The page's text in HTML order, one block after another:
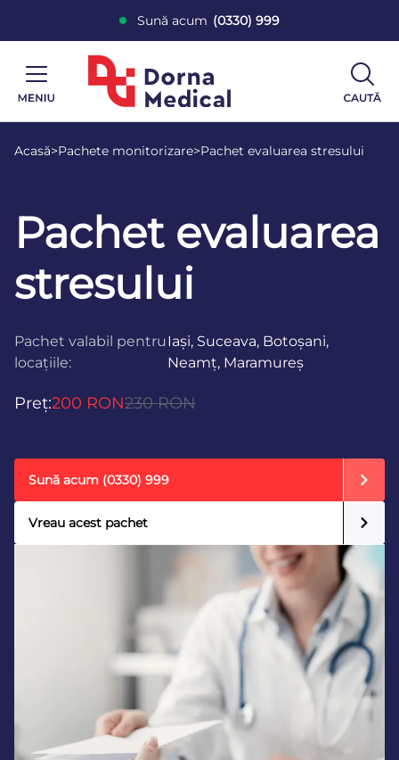
Sună acum (0330) 999
Acasă>Pachete monitorizare>Pachet evaluarea stresului
Pachet evaluarea
stresului
Pachet valabil pentru
locațiile:
Iași, Suceava, Botoșani,
Neamț, Maramureș
Preț:200 RON230 RON
Sună acum (0330) 999
Vreau acest pachet